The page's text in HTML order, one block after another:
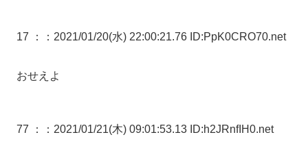
17 ： ：2021/01/20(水) 22:00:21.76 ID:PpK0CRO70.net
おせえよ
77 ： ：2021/01/21(木) 09:01:53.13 ID:h2JRnfIH0.net